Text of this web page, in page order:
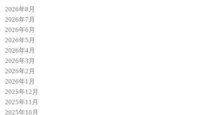
2026年8月
2026年7月
2026年6月
2026年5月
2026年4月
2026年3月
2026年2月
2026年1月
2025年12月
2025年11月
2025年10月